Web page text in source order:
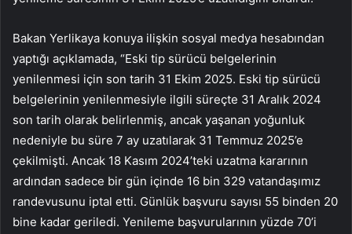
Bakan Yerlikaya konuya ilişkin sosyal medya hesabından
yaptığı açıklamada, “Eski tip sürücü belgelerinin
yenilenmesi için son tarih 31 Ekim 2025. Eski tip sürücü
belgelerinin yenilenmesiyle ilgili süreçte 31 Aralık 2024
son tarih olarak belirlenmiş, ancak yaşanan yoğunluk
nedeniyle bu süre 7 ay uzatılarak 31 Temmuz 2025’e
çekilmişti. Ancak 18 Kasım 2024’teki uzatma kararının
ardından sadece bir gün içinde 16 bin 329 vatandaşımız
randevusunu iptal etti. Günlük başvuru sayısı 55 binden 20
bine kadar geriledi. Yenileme başvurularının yüzde 70’i